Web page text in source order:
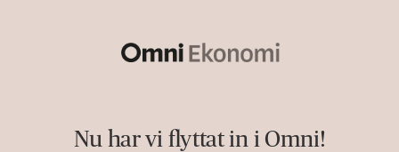
Nu har vi flyttat in i Omni!